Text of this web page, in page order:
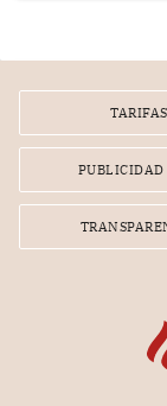
por la frustrada
TARIFAS
PUBLICIDAD